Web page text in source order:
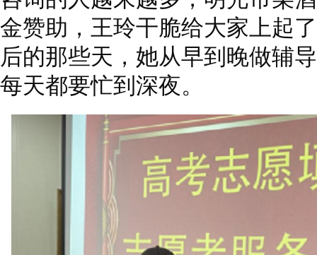
金赞助，王玲干脆给大家上起
后的那些天，她从早到晚做辅
每天都要忙到深夜。